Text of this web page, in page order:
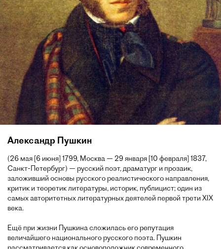
Александр Пушкин
(26 мая [6 июня] 1799, Москва — 29 января [10 февраля] 1837,
Санкт-Петербург) — русский поэт, драматург и прозаик,
заложивший основы русского реалистического направления,
критик и теоретик литературы, историк, публицист; один из
самых авторитетных литературных деятелей первой трети XIX
века.
Ещё при жизни Пушкина сложилась его репутация
величайшего национального русского поэта. Пушкин